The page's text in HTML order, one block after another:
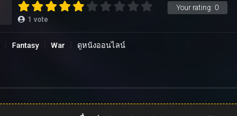
Your rating: 0
1 vote
Fantasy War ดูหนังออนไลน์